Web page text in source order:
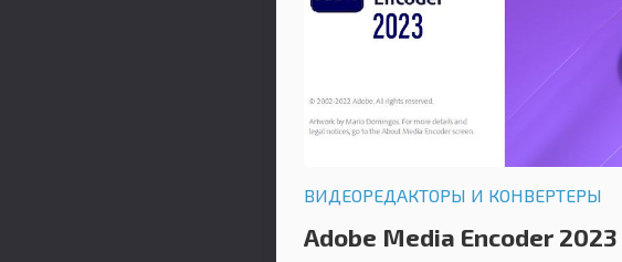
ВИДЕОРЕДАКТОРЫ И КОНВЕРТЕРЫ
Adobe Media Encoder 2023